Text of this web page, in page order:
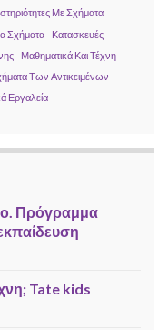
Με Σχήματα
Σχήματα
Κατασκευές
Μαθηματικά Και Τέχνη
Των Αντικειμένων
Εργαλεία
Πρόγραμμα
Tate kids